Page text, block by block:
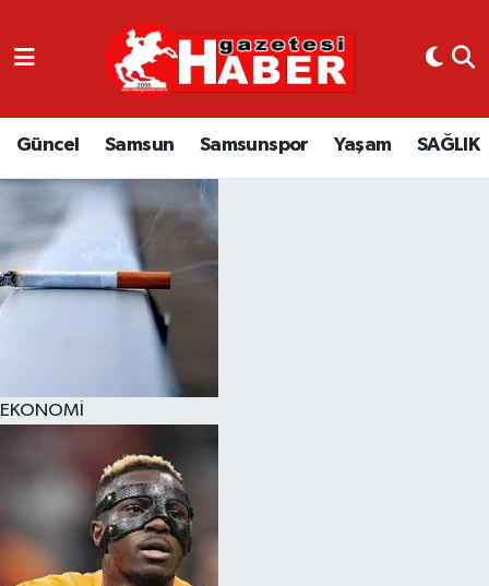
Güncel Samsun Samsunspor Yaşam SAĞLIK
EKONOMİ
GÜNCEL
SAMSUN
SAMSUNSPOR
EKONOMİ
YAŞAM